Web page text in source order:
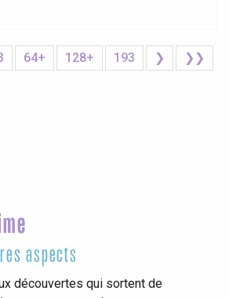
64+ 128+ 193 ❯ ❯❯
aspects
découvertes qui sortent de